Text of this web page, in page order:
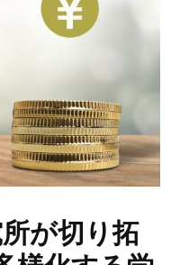
が切り拓